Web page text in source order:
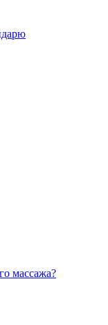
массажа?